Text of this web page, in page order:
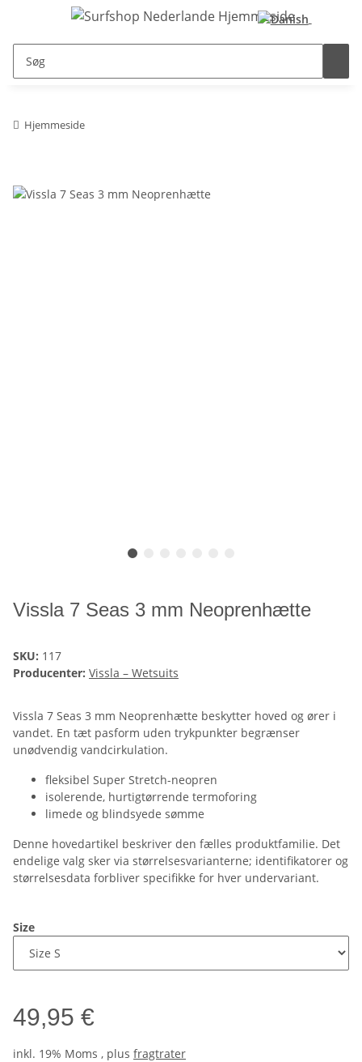
Hjemmeside
Vissla 7 Seas 3 mm Neoprenhætte
SKU: 117
Producenter: Vissla – Wetsuits
Vissla 7 Seas 3 mm Neoprenhætte beskytter hoved og ører i
vandet. En tæt pasform uden trykpunkter begrænser
unødvendig vandcirkulation.
fleksibel Super Stretch-neopren
isolerende, hurtigtørrende termoforing
limede og blindsyede sømme
Denne hovedartikel beskriver den fælles produktfamilie. Det
endelige valg sker via størrelsesvarianterne; identifikatorer og
størrelsesdata forbliver specifikke for hver undervariant.
Size
49,95 €
inkl. 19% Moms , plus fragtrater